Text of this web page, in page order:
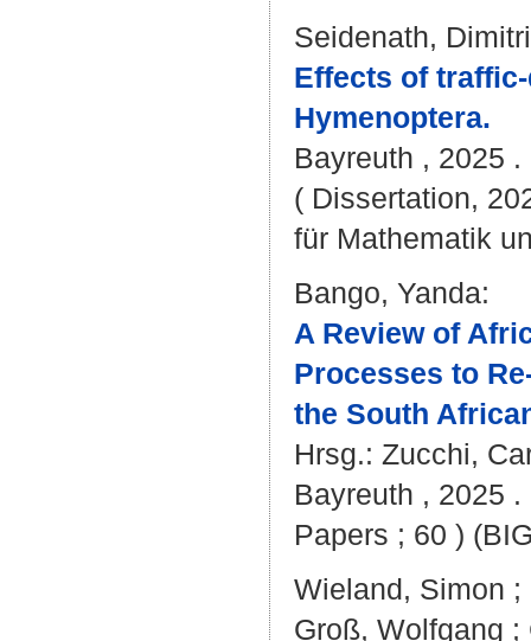
Seidenath, Dimitri
Effects of
Hymenoptera.
Bayreuth , 2025 .
( Dissertation,
für Mathematik
Bango, Yanda:
A Review of
Processes to
the South
Hrsg.: Zucchi,
Bayreuth , 2025
Papers ; 60 )
Wieland, Simon ;
Groß, Wolfgang ;